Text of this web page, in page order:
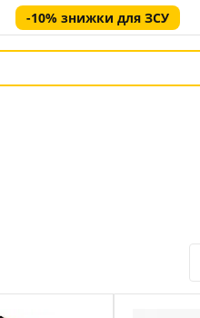
-10% знижки для ЗСУ